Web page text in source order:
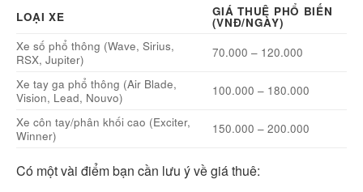
LOẠI XE GIÁ THUÊ PHỔ BIẾN
(VNĐ/NGÀY)
Xe số phổ thông (Wave, Sirius,
RSX, Jupiter)
70.000 – 120.000
Xe tay ga phổ thông (Air Blade,
Vision, Lead, Nouvo)
100.000 – 180.000
Xe côn tay/phân khối cao (Exciter,
Winner)
150.000 – 200.000
Có một vài điểm bạn cần lưu ý về giá thuê: